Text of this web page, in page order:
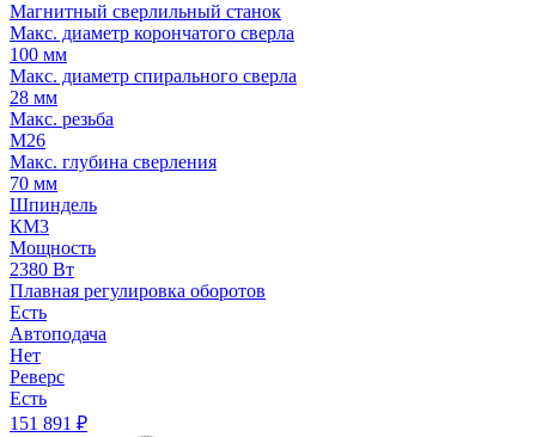
Магнитный сверлильный станок
Макс. диаметр корончатого сверла
100 мм
Макс. диаметр спирального сверла
28 мм
Макс. резьба
М26
Макс. глубина сверления
70 мм
Шпиндель
КМ3
Мощность
2380 Вт
Плавная регулировка оборотов
Есть
Автоподача
Нет
Реверс
Есть
151 891 ₽